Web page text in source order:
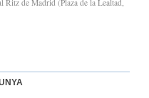
de Madrid (Plaza de la Lealtad,